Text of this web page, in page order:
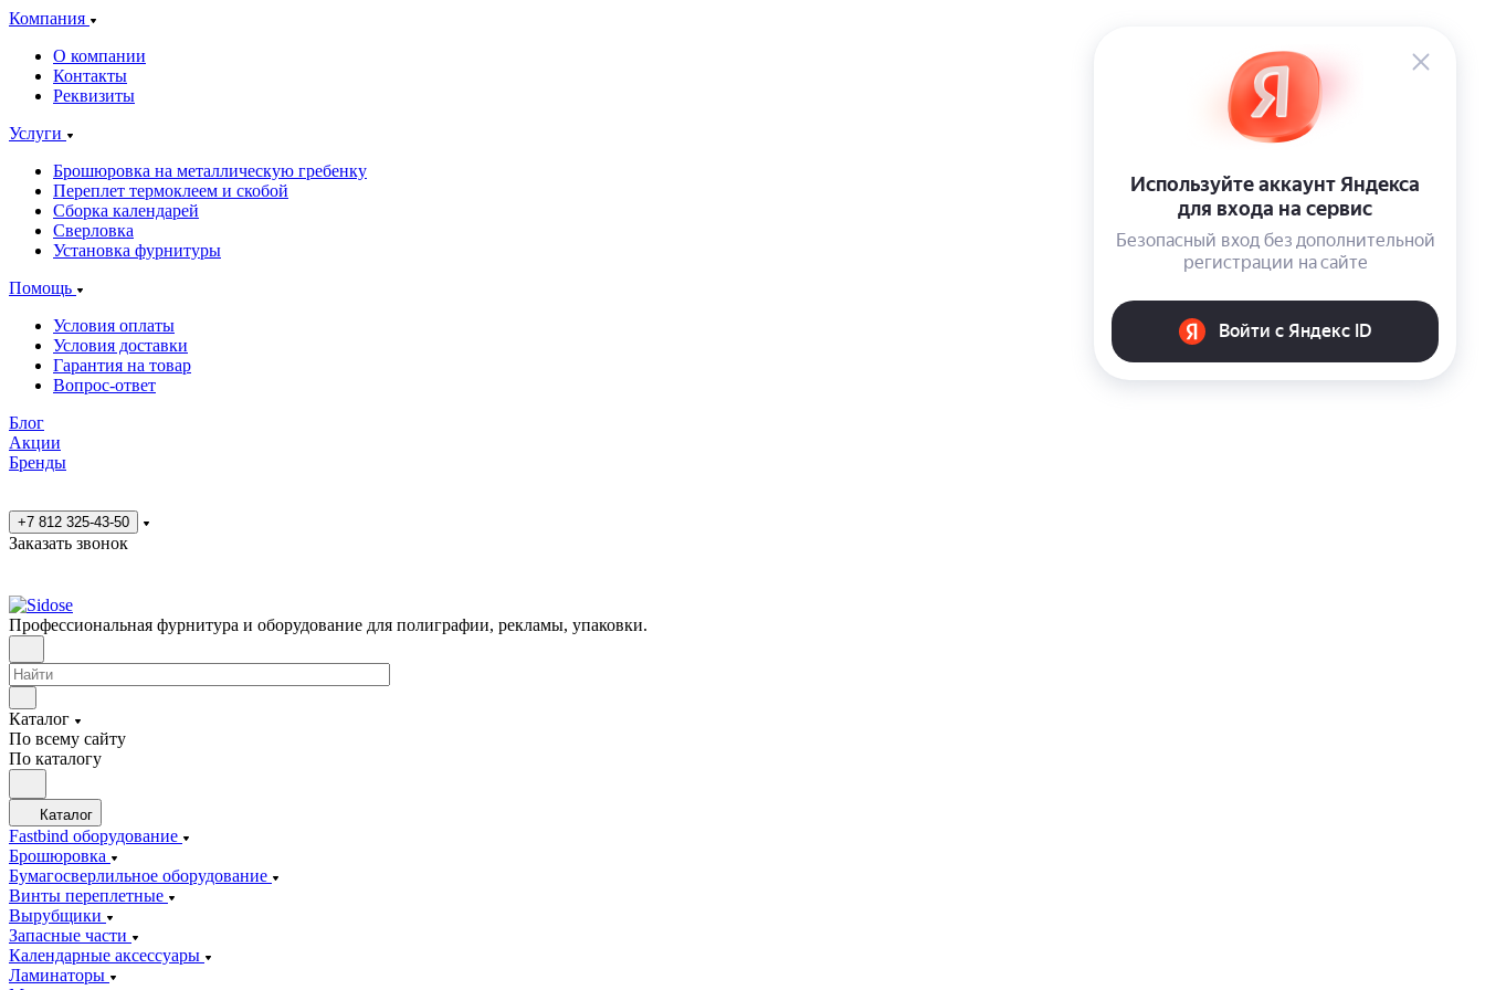
Компания
О компании
Контакты
Реквизиты
Услуги
Брошюровка на металлическую гребенку
Переплет термоклеем и скобой
Сборка календарей
Сверловка
Установка фурнитуры
Помощь
Условия оплаты
Условия доставки
Гарантия на товар
Вопрос-ответ
Блог
Акции
Бренды
+7 812 325-43-50
Заказать звонок
Профессиональная фурнитура и оборудование для полиграфии, рекламы, упаковки.
Каталог
По всему сайту
По каталогу
Каталог
Fastbind оборудование
Брошюровка
Бумагосверлильное оборудование
Винты переплетные
Вырубщики
Запасные части
Календарные аксессуары
Ламинаторы